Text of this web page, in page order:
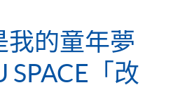
我的童年夢
SPACE「改